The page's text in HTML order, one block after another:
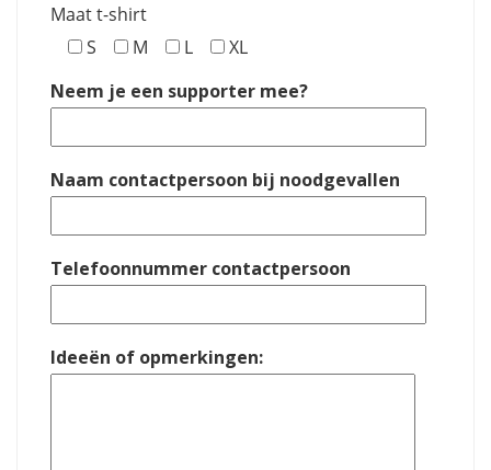
Maat t-shirt
S
M L
XL
Neem je een supporter mee?
Naam contactpersoon bij noodgevallen
Telefoonnummer contactpersoon
Ideeën of opmerkingen: